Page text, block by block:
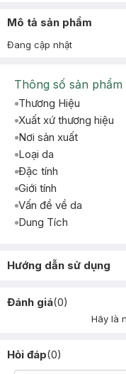
Mô tả sản phẩm
Đang cập nhật
Thông số sản phẩm
Thương Hiệu
Xuất xứ thương hiệu
Nơi sản xuất
Loại da
Đặc tính
Giới tính
Vấn đề về da
Dung Tích
Hướng dẫn sử dụng
Đánh giá(0)
Hãy là
Hỏi đáp(0)